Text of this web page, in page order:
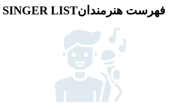
فهرست هنرمندانSINGER LIST